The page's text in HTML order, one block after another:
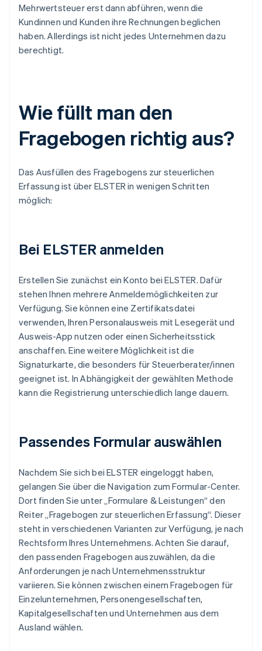
Mehrwertsteuer erst dann abführen, wenn die
Kundinnen und Kunden ihre Rechnungen beglichen
haben. Allerdings ist nicht jedes Unternehmen dazu
berechtigt.
Wie füllt man den
Fragebogen richtig aus?
Das Ausfüllen des Fragebogens zur steuerlichen
Erfassung ist über ELSTER in wenigen Schritten
möglich:
Bei ELSTER anmelden
Erstellen Sie zunächst ein Konto bei ELSTER. Dafür
stehen Ihnen mehrere Anmeldemöglichkeiten zur
Verfügung. Sie können eine Zertifikatsdatei
verwenden, Ihren Personalausweis mit Lesegerät und
Ausweis-App nutzen oder einen Sicherheitsstick
anschaffen. Eine weitere Möglichkeit ist die
Signaturkarte, die besonders für Steuerberater/innen
geeignet ist. In Abhängigkeit der gewählten Methode
kann die Registrierung unterschiedlich lange dauern.
Passendes Formular auswählen
Nachdem Sie sich bei ELSTER eingeloggt haben,
gelangen Sie über die Navigation zum Formular-Center.
Dort finden Sie unter „Formulare & Leistungen“ den
Reiter „Fragebogen zur steuerlichen Erfassung“. Dieser
steht in verschiedenen Varianten zur Verfügung, je nach
Rechtsform Ihres Unternehmens. Achten Sie darauf,
den passenden Fragebogen auszuwählen, da die
Anforderungen je nach Unternehmensstruktur
variieren. Sie können zwischen einem Fragebogen für
Einzelunternehmen, Personengesellschaften,
Kapitalgesellschaften und Unternehmen aus dem
Ausland wählen.